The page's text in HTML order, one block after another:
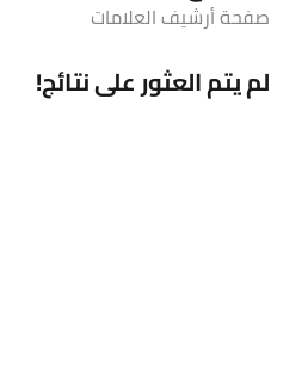
صفحة أرشيف العلامات
لم يتم العثور على نتائج!